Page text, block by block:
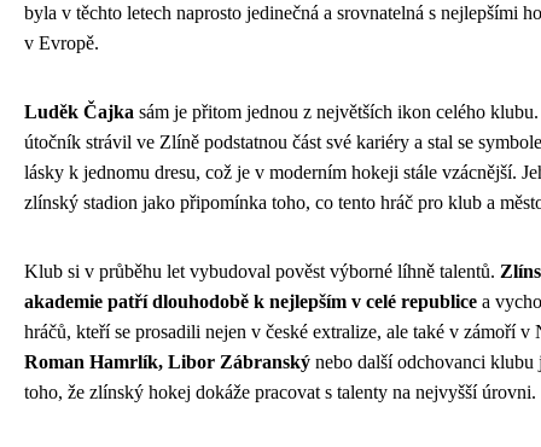
byla v těchto letech naprosto jedinečná a srovnatelná s nejlepšími
v Evropě.
Luděk Čajka sám je přitom jednou z největších ikon celého
útočník strávil ve Zlíně podstatnou část své kariéry a stal se
lásky k jednomu dresu, což je v moderním hokeji stále vzácnější.
zlínský stadion jako připomínka toho, co tento hráč pro klub a
Klub si v průběhu let vybudoval pověst výborné líhně talentů.
akademie patří dlouhodobě k nejlepším v celé republice a
hráčů, kteří se prosadili nejen v české extralize, ale také v zámoří v
Roman Hamrlík, Libor Zábranský nebo další odchovanci klubu
toho, že zlínský hokej dokáže pracovat s talenty na nejvyšší úrovni.